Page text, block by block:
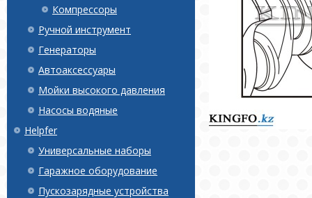
Компрессоры
Ручной инструмент
Генераторы
Автоаксессуары
Мойки высокого давления
Насосы водяные
Helpfer
Универсальные наборы
Гаражное оборудование
Пускозарядные устройства